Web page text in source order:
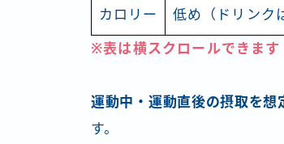
カロリー 低め（ドリンク
※表は横スクロールできます
運動中・運動直後の摂取を想
す。